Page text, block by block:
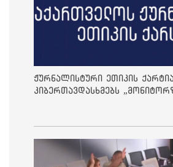
ჟურნალისტური ეთიკის
კიბერთავდასხმებს